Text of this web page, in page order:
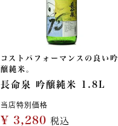
コストパフォーマンスの良い吟
醸純米。
長命泉 吟醸純米 1.8L
当店特別価格
¥ 3,280 税込